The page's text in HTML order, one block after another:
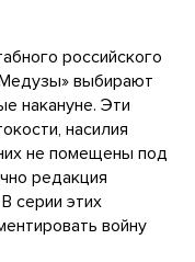
российского
выбирают
накануне. Эти
насилия
не помещены под
редакция
серии этих
войну